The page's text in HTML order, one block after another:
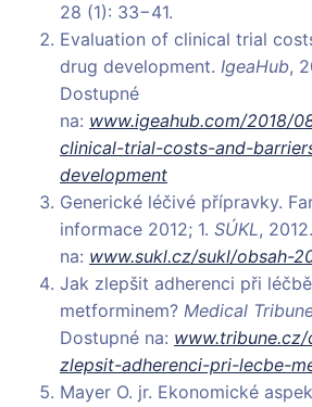
28 (1): 33−41.
Evaluation of clinical trial
drug development. IgeaHub,
Dostupné
na: www.igeahub.com/2018/
clinical-trial-costs-and-
development
Generické léčivé přípravky.
informace 2012; 1. SÚKL,
na: www.sukl.cz/sukl/obsah-
Jak zlepšit adherenci při léčbě
metforminem? Medical
Dostupné na:
zlepsit-adherenci-pri-lecbe-
Mayer O. jr. Ekonomické